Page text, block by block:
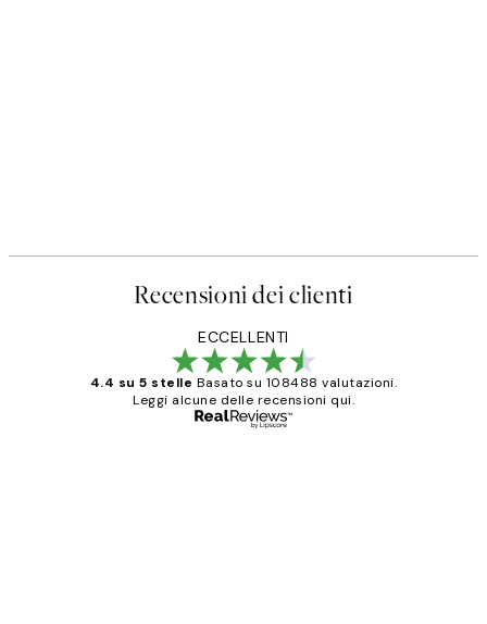
Recensioni dei clienti
ECCELLENTI
4.4 su 5 stelle Basato su 108488 valutazioni.
Leggi alcune delle recensioni qui.